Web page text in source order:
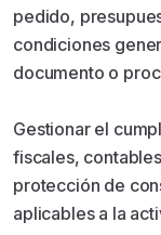
pedido,
condiciones
documento o
Gestionar el
fiscales,
protección de
aplicables a la